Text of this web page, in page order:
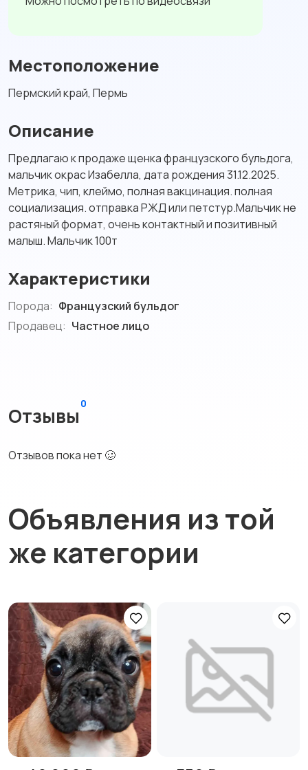
Местоположение
Пермский край, Пермь
Описание
Предлагаю к продаже щенка французского бульдога,
мальчик окрас Изабелла, дата рождения 31.12.2025.
Метрика, чип, клеймо, полная вакцинация. полная
социализация. отправка РЖД или петстур.Мальчик не
растяный формат, очень контактный и позитивный
малыш. Мальчик 100т
Характеристики
Порода: Французский бульдог
Продавец: Частное лицо
Отзывы
0
Отзывов пока нет 🥴
Объявления из той
же категории